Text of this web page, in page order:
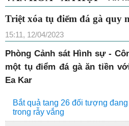
Triệt xóa tụ điểm đá gà quy
15:11, 12/04/2023
Phòng Cảnh sát Hình sự -
một tụ điểm đá gà ăn tiền
Ea Kar
Bắt quả tang 26 đối tượng
trong rẫy vắng